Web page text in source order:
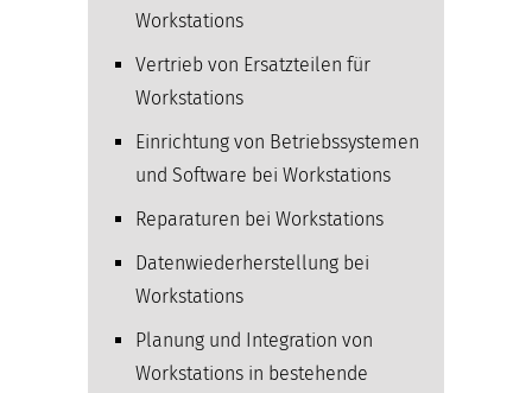
Workstations
Vertrieb von Ersatzteilen für
Workstations
Einrichtung von Betriebssystemen
und Software bei Workstations
Reparaturen bei Workstations
Datenwiederherstellung bei
Workstations
Planung und Integration von
Workstations in bestehende